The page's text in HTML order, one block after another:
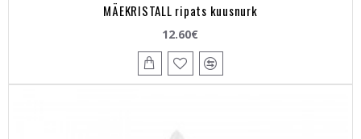
MÄEKRISTALL ripats kuusnurk
12.60€